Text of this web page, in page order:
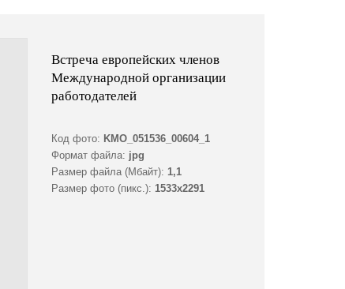
Встреча европейских членов
Международной организации
работодателей
Код фото: KMO_051536_00604_1
Формат файла: jpg
Размер файла (Мбайт): 1,1
Размер фото (пикс.): 1533x2291